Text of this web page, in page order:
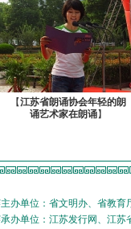
【江苏省朗诵协会年轻的朗
诵艺术家在朗诵】
主办单位：省文明办、省教
承办单位：江苏发行网、江